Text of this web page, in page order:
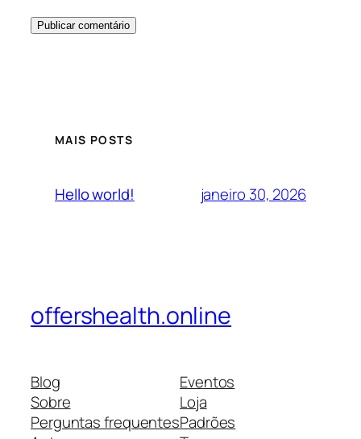
MAIS POSTS
Hello world! janeiro 30, 2026
offershealth.online
Blog
Sobre
Perguntas frequentes
Eventos
Loja
Padrões